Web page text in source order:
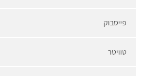
פייסבוק
טוויטר